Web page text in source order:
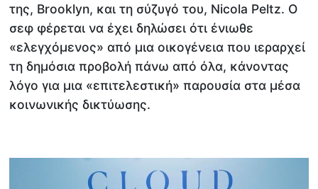
της, Brooklyn, και τη σύζυγό του, Nicola Peltz. Ο
σεφ φέρεται να έχει δηλώσει ότι ένιωθε
«ελεγχόμενος» από μια οικογένεια που ιεραρχεί
τη δημόσια προβολή πάνω από όλα, κάνοντας
λόγο για μια «επιτελεστική» παρουσία στα μέσα
κοινωνικής δικτύωσης.